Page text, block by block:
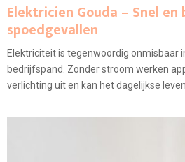
Elektricien Gouda – Snel
spoedgevallen
Elektriciteit is tegenwoordig onmisbaar
bedrijfspand. Zonder stroom werken
verlichting uit en kan het dagelijkse